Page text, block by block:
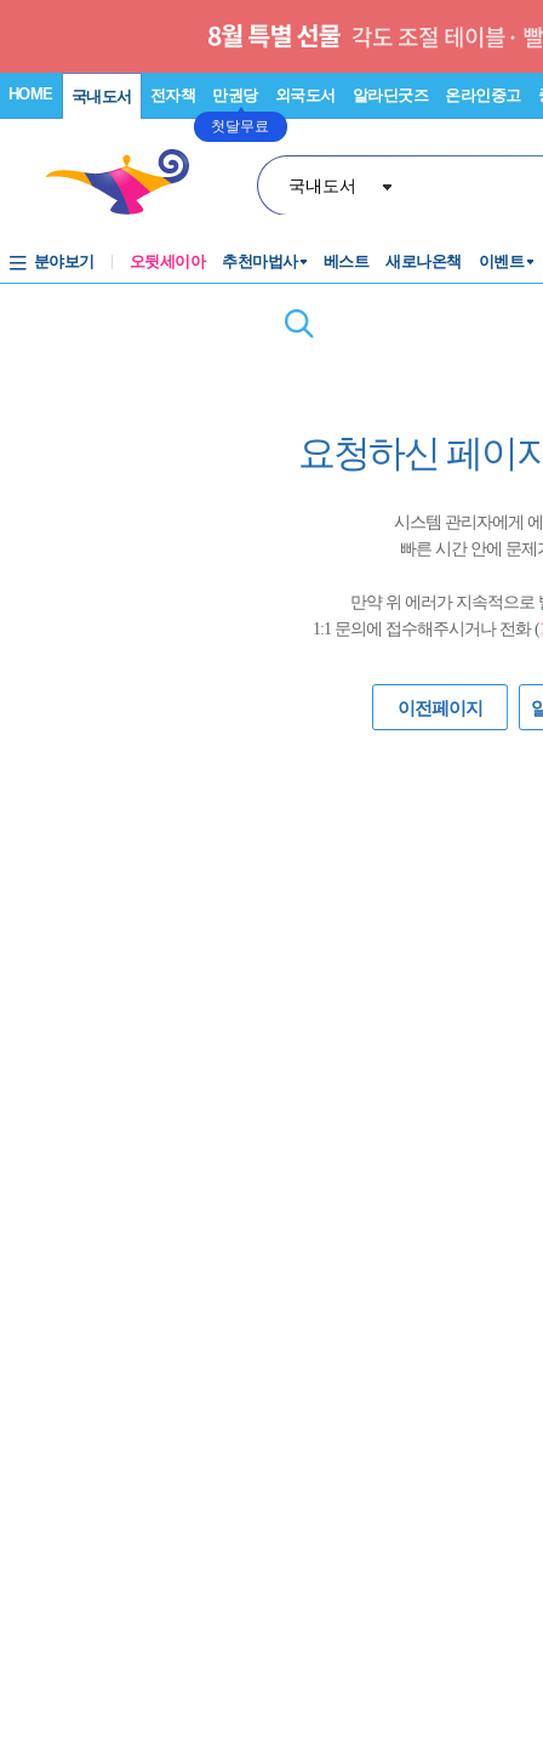
HOME 국내도서 전자책 만권당
첫달무료
외국도서 알라딘굿즈 온라인중고
국내도서
분야보기 오뒷세이아 추천마법사 베스트 새로나온책 이벤트
요청하신 페이
시스템 관리자에게
빠른 시간 안에 문
만약 위 에러가 지속적으로
1:1 문의에 접수해주시거나 전화 (
이전페이지